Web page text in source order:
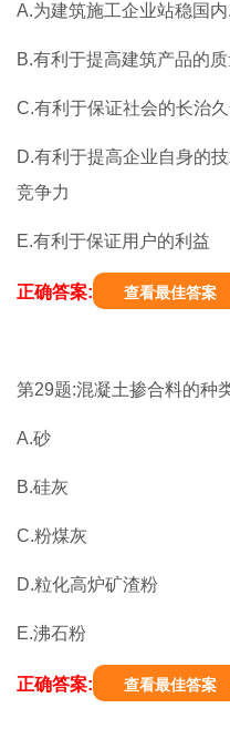
A.为建筑施工企业站稳国
B.有利于提高建筑产品的
C.有利于保证社会的长治
D.有利于提高企业自身的
竞争力
E.有利于保证用户的利益
正确答案: 查看最佳答案
第29题:混凝土掺合料的种
A.砂
B.硅灰
C.粉煤灰
D.粒化高炉矿渣粉
E.沸石粉
正确答案: 查看最佳答案